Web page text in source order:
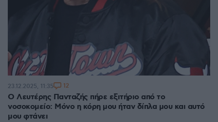
Ο Λευτέρης Πανταζής πήρε εξιτήριο από το
νοσοκομείο: Μόνο η κόρη μου ήταν δίπλα μου και αυτό
μου φτάνει
23.12.2025, 11:35 12